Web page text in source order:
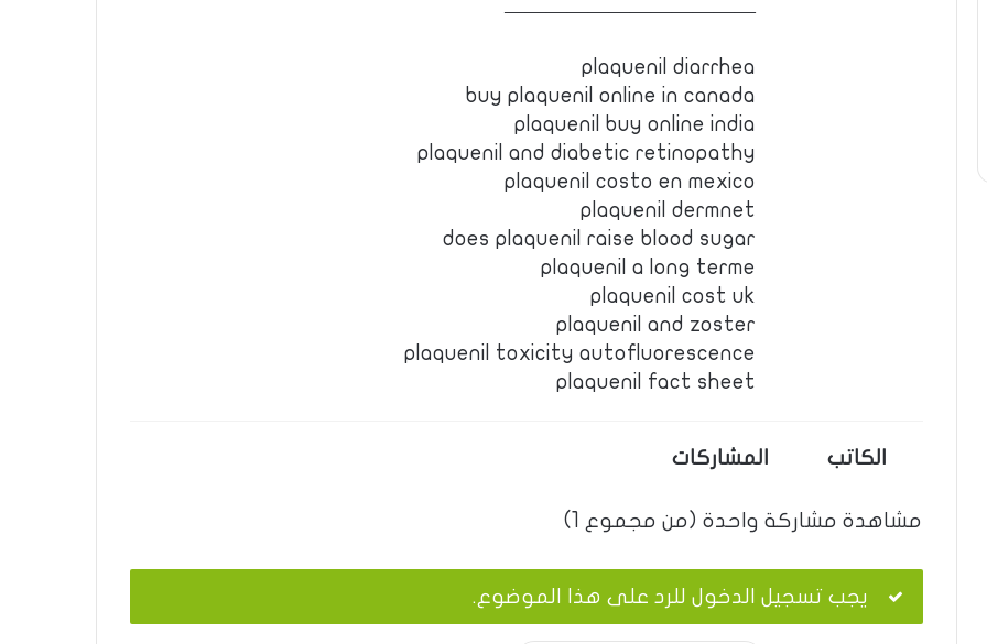
————————————
plaquenil diarrhea
buy plaquenil online in canada
plaquenil buy online india
plaquenil and diabetic retinopathy
plaquenil costo en mexico
plaquenil dermnet
does plaquenil raise blood sugar
plaquenil a long terme
plaquenil cost uk
plaquenil and zoster
plaquenil toxicity autofluorescence
plaquenil fact sheet
الكاتب المشاركات
مشاهدة مشاركة واحدة (من مجموع 1)
يجب تسجيل الدخول للرد على هذا الموضوع.